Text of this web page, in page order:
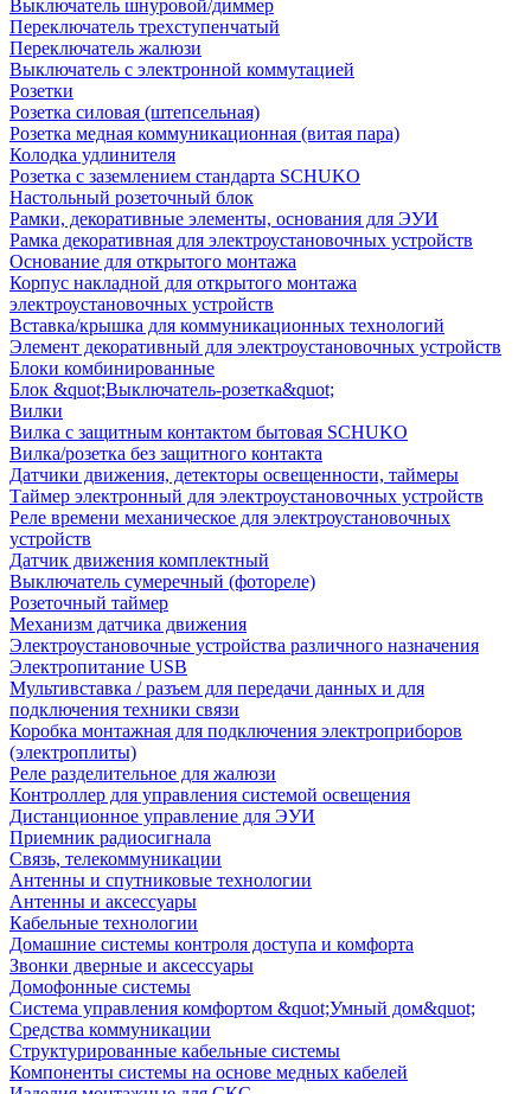
Выключатель шнуровой/диммер
Переключатель трехступенчатый
Переключатель жалюзи
Выключатель с электронной коммутацией
Розетки
Розетка силовая (штепсельная)
Розетка медная коммуникационная (витая пара)
Колодка удлинителя
Розетка с заземлением стандарта SCHUKO
Настольный розеточный блок
Рамки, декоративные элементы, основания для ЭУИ
Рамка декоративная для электроустановочных устройств
Основание для открытого монтажа
Корпус накладной для открытого монтажа
электроустановочных устройств
Вставка/крышка для коммуникационных технологий
Элемент декоративный для электроустановочных устройств
Блоки комбинированные
Блок &quot;Выключатель-розетка&quot;
Вилки
Вилка с защитным контактом бытовая SCHUKO
Вилка/розетка без защитного контакта
Датчики движения, детекторы освещенности, таймеры
Таймер электронный для электроустановочных устройств
Реле времени механическое для электроустановочных
устройств
Датчик движения комплектный
Выключатель сумеречный (фотореле)
Розеточный таймер
Механизм датчика движения
Электроустановочные устройства различного назначения
Электропитание USB
Мультивставка / разъем для передачи данных и для
подключения техники связи
Коробка монтажная для подключения электроприборов
(электроплиты)
Реле разделительное для жалюзи
Контроллер для управления системой освещения
Дистанционное управление для ЭУИ
Приемник радиосигнала
Связь, телекоммуникации
Антенны и спутниковые технологии
Антенны и аксессуары
Кабельные технологии
Домашние системы контроля доступа и комфорта
Звонки дверные и аксессуары
Домофонные системы
Система управления комфортом &quot;Умный дом&quot;
Средства коммуникации
Структурированные кабельные системы
Компоненты системы на основе медных кабелей